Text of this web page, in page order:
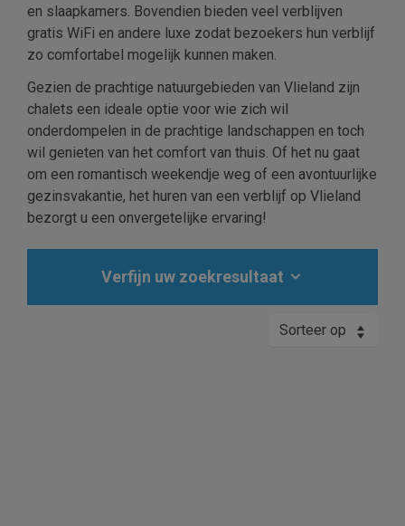
en slaapkamers. Bovendien bieden veel verblijven
gratis WiFi en andere luxe zodat bezoekers hun verblijf
zo comfortabel mogelijk kunnen maken.
Gezien de prachtige natuurgebieden van Vlieland zijn
chalets een ideale optie voor wie zich wil
onderdompelen in de prachtige landschappen en toch
wil genieten van het comfort van thuis. Of het nu gaat
om een romantisch weekendje weg of een avontuurlijke
gezinsvakantie, het huren van een verblijf op Vlieland
bezorgt u een onvergetelijke ervaring!
Verfijn uw zoekresultaat
Sorteer op